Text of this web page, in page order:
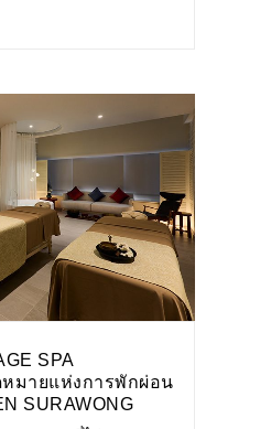
มี นิ่ม
SPA
หมายแห่งการพักผ่อน
SURAWONG